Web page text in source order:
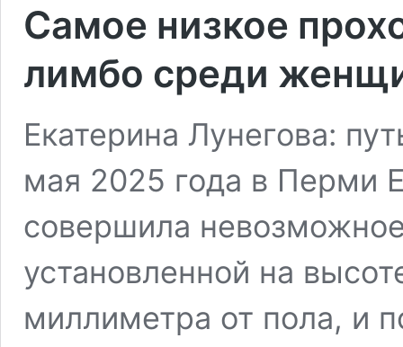
Самое низкое
лимбо среди
Екатерина Лунегова:
мая 2025 года в Перми
совершила
установленной на
миллиметра от пола, и